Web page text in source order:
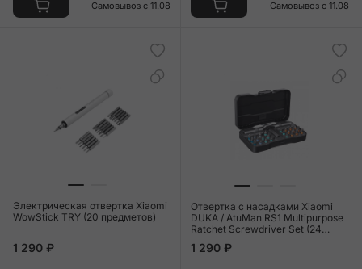
Самовывоз с 11.08 Самовывоз с 11.08
Электрическая отвертка Xiaomi
WowStick TRY (20 предметов)
1 290 ₽
Отвертка с насадками Xiaomi
DUKA / AtuMan RS1 Multipurpose
Ratchet Screwdriver Set (24
1 290 ₽